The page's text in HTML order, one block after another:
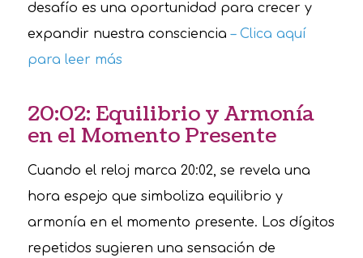
desafío es una oportunidad para crecer y
expandir nuestra consciencia– Clica aquí
para leer más
20:02: Equilibrio y Armonía
en el Momento Presente
Cuando el reloj marca 20:02, se revela una
hora espejo que simboliza equilibrio y
armonía en el momento presente. Los dígitos
repetidos sugieren una sensación de